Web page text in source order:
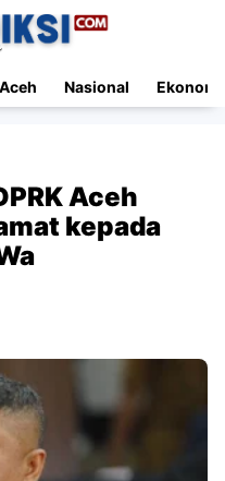
Aceh Nasional Ekonomi
Aceh
kepada